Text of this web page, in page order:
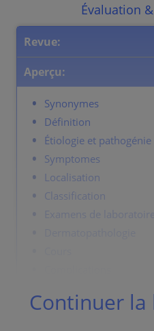
Évaluation
Revue:
Aperçu:
Synonymes
Définition
Étiologie et pathogénie
Symptomes
Localisation
Classification
Examens de laboratoire
Diagnostic differentiel
Continuer la